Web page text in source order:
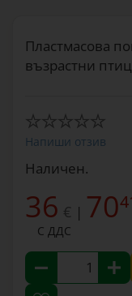
Пластмасова
възрастни
Напиши отзив
Наличен.
36 € | 70
С ДДС